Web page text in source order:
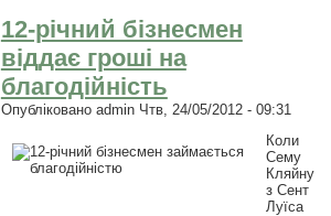
12-річний бізнесмен
віддає гроші на
благодійність
Опубліковано adminЧтв, 24/05/2012 - 09:31
Коли
Сему
Кляйну
з Сент
Луїса